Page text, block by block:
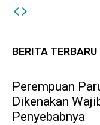
BERITA TERBARU
Perempuan
Dikenakan
Penyebabnya